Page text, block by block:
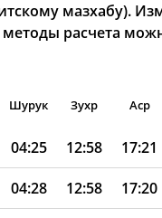
мазхабу).
расчета
Шурук Зухр Аср
04:25 12:58 17:21
04:28 12:58 17:20